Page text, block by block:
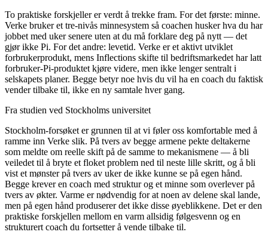
To praktiske forskjeller er verdt å trekke fram. For det første: minne.
Verke bruker et tre-nivås minnesystem så coachen husker hva du har
jobbet med uker senere uten at du må forklare deg på nytt — det
gjør ikke Pi. For det andre: levetid. Verke er et aktivt utviklet
forbrukerprodukt, mens Inflections skifte til bedriftsmarkedet har latt
forbruker-Pi-produktet kjøre videre, men ikke lenger sentralt i
selskapets planer. Begge betyr noe hvis du vil ha en coach du faktisk
vender tilbake til, ikke en ny samtale hver gang.
Fra studien ved Stockholms universitet
Stockholm-forsøket er grunnen til at vi føler oss komfortable med å
ramme inn Verke slik. På tvers av begge armene pekte deltakerne
som meldte om reelle skift på de samme to mekanismene — å bli
veiledet til å bryte et floket problem ned til neste lille skritt, og å bli
vist et mønster på tvers av uker de ikke kunne se på egen hånd.
Begge krever en coach med struktur og et minne som overlever på
tvers av økter. Varme er nødvendig for at noen av delene skal lande,
men på egen hånd produserer det ikke disse øyeblikkene. Det er den
praktiske forskjellen mellom en varm allsidig følgesvenn og en
strukturert coach du fortsetter å vende tilbake til.